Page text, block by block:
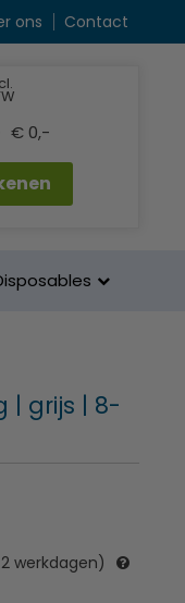
ons Contact
€ 0,-
| grijs | 8-
werkdagen)